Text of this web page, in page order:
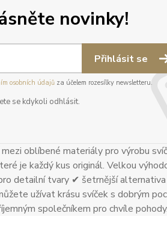
novinky!
Přihlásit se
osobních údajůza účelem rozesílky newsletteru.
se kdykoli odhlásit.
oblíbené materiály pro výrobu
je každý kus originál. Velkou
detailní tvary ✔ šetrnější
užívat krásu svíček s dobrým
společníkem pro chvíle pohody.